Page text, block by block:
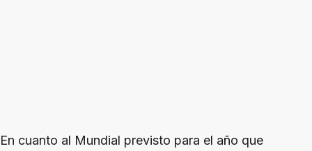
En cuanto al Mundial previsto para el año que